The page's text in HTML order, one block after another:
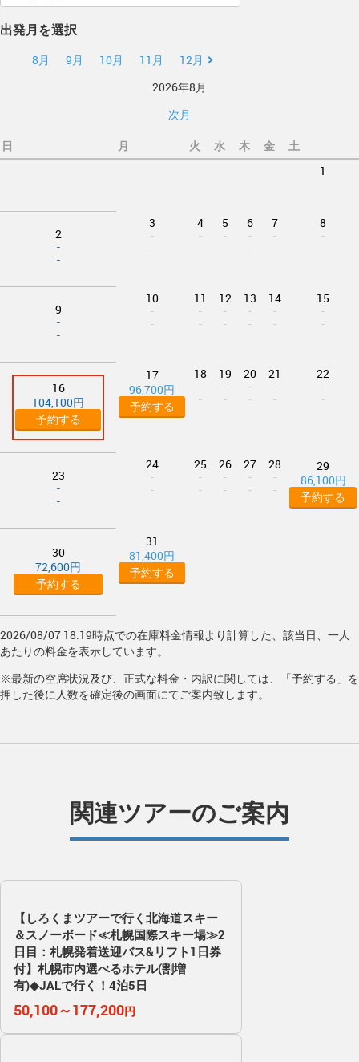
出発月を選択
8月 9月 10月 11月
12月
2026年8月
次月
日 月 火 水 木 金
土
1
-
-
2
-
-
3
-
-
4
-
-
5
-
-
6
-
-
7
-
-
8
-
-
9
-
-
10
-
-
11
-
-
12
-
-
13
-
-
14
-
-
15
-
-
16
104,100円
予約する
17
96,700円
予約する
18
-
-
19
-
-
20
-
-
21
-
-
22
-
-
23
-
-
24
-
-
25
-
-
26
-
-
27
-
-
28
-
-
29
86,100円
予約する
30
72,600円
予約する
31
81,400円
予約する
2026/08/07 18:19時点での在庫料金情報より計算した、該当日、一人
あたりの料金を表示しています。
※最新の空席状況及び、正式な料金・内訳に関しては、「予約する」を
押した後に人数を確定後の画面にてご案内致します。
関連ツアーのご案内
【しろくまツアーで行く北海道スキー
＆スノーボード≪札幌国際スキー場≫2
日目：札幌発着送迎バス&リフト1日券
付】札幌市内選べるホテル(割増
有)◆JALで行く！4泊5日
50,100～177,200円